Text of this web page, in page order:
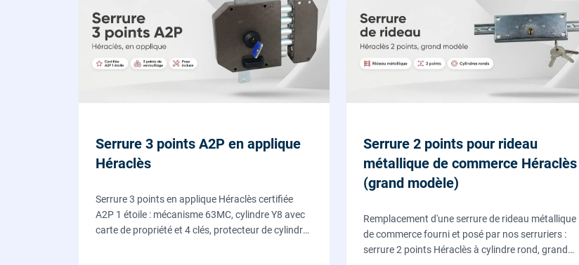
Serrure 3 points A2P en applique
Héraclès
Serrure 3 points en applique Héraclès certifiée
A2P 1 étoile : mécanisme 63MC, cylindre Y8 avec
carte de propriété et 4 clés, protecteur de cylindre
Serrure 2 points pour rideau
métallique de commerce Héraclès
(grand modèle)
Remplacement d'une serrure de rideau métallique
de commerce fourni et posé par nos serruriers :
serrure 2 points Héraclès à cylindre rond, grand